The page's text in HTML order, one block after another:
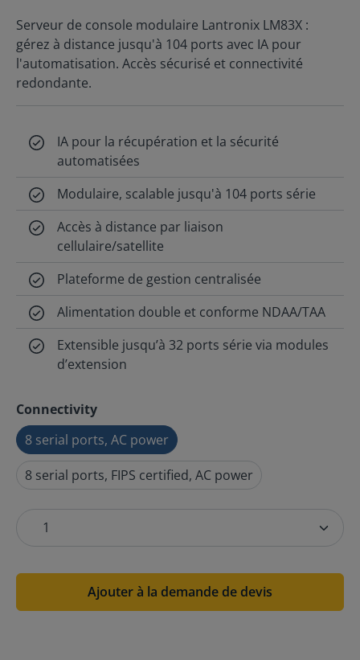
Serveur de console modulaire Lantronix LM83X :
gérez à distance jusqu'à 104 ports avec IA pour
l'automatisation. Accès sécurisé et connectivité
redondante.
IA pour la récupération et la sécurité
automatisées
Modulaire, scalable jusqu'à 104 ports série
Accès à distance par liaison
cellulaire/satellite
Plateforme de gestion centralisée
Alimentation double et conforme NDAA/TAA
Extensible jusqu’à 32 ports série via modules
d’extension
Connectivity
8 serial ports, AC power
8 serial ports, FIPS certified, AC power
Ajouter à la demande de devis